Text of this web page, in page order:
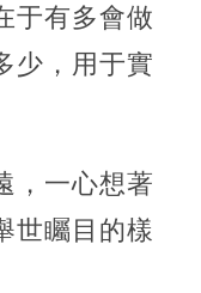
于有多會做
少，用于實
，一心想著
世矚目的樣